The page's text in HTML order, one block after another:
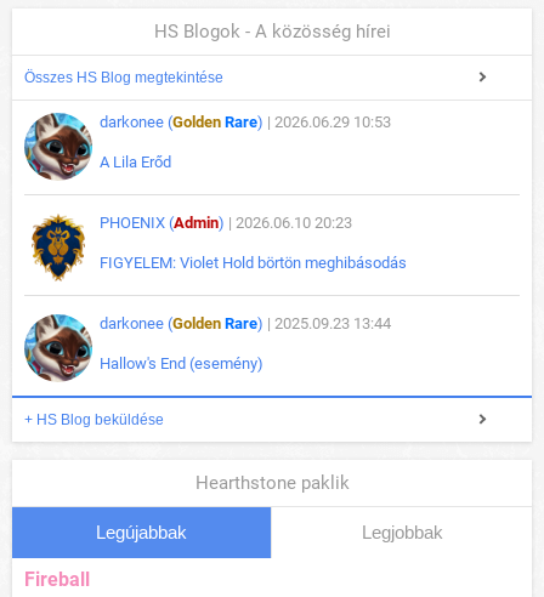
HS Blogok - A közösség hírei
Összes HS Blog megtekintése
darkonee (Golden Rare) | 2026.06.29 10:53
A Lila Erőd
PHOENIX (Admin) | 2026.06.10 20:23
FIGYELEM: Violet Hold börtön meghibásodás
darkonee (Golden Rare) | 2025.09.23 13:44
Hallow's End (esemény)
+ HS Blog beküldése
Hearthstone paklik
Legújabbak Legjobbak
Fireball